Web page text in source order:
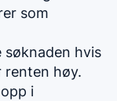
som
søknaden hvis
renten høy.
i